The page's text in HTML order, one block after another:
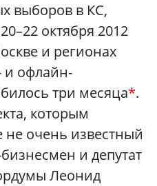
выборов в КС,
октября 2012
и регионах
и офлайн-
три месяца*.
которым
не очень известный
и депутат
Леонид